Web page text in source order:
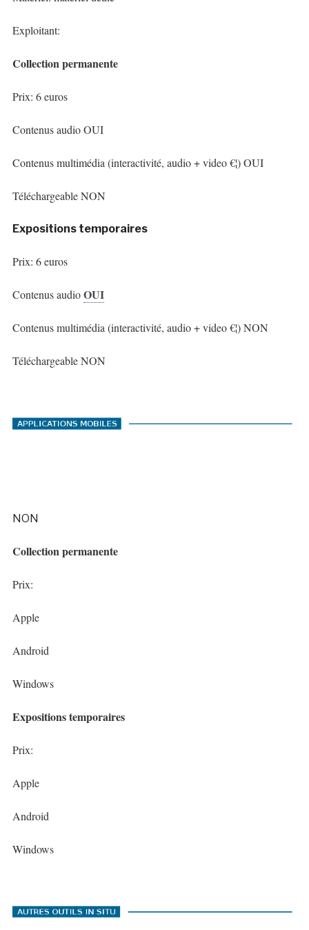
Exploitant:
Collection permanente
Prix: 6 euros
Contenus audio OUI
Contenus multimédia (interactivité, audio + video €¦) OUI
Téléchargeable NON
Expositions temporaires
Prix: 6 euros
Contenus audioOUI
Contenus multimédia (interactivité, audio + video €¦) NON
Téléchargeable NON
NON
Collection permanente
Prix:
Apple
Android
Windows
Expositions temporaires
Prix:
Apple
Android
Windows